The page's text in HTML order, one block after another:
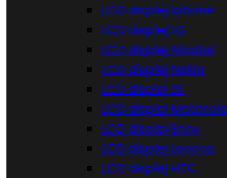
LCD displej Iphone
LCD displej LG
LCD displej Alcatel
LCD displej Nokia
LCD displej SE
LCD displej Motorola
LCD displej Sony
LCD displej Lenovo
LCD displej HTC